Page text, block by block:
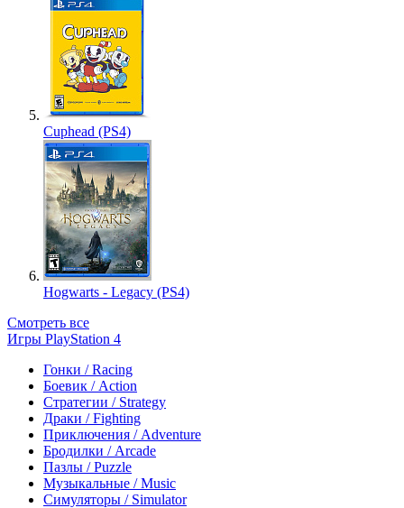
Cuphead (PS4)
Hogwarts - Legacy (PS4)
Смотреть все
Игры PlayStation 4
Гонки / Racing
Боевик / Action
Стратегии / Strategy
Драки / Fighting
Приключения / Adventure
Бродилки / Arcade
Пазлы / Puzzle
Музыкальные / Music
Симуляторы / Simulator